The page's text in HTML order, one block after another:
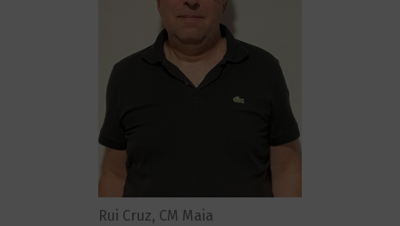
Rui Cruz, CM Maia